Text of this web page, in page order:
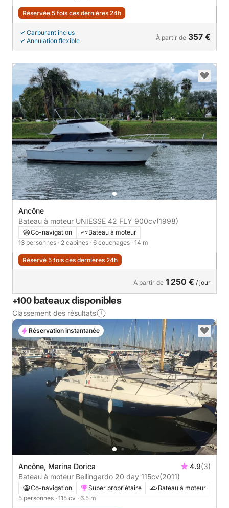
Réservée 5 fois ces dernières 24h
Carburant inclus
Annulation flexible
À partir de 357 €
Ancône
Bateau à moteur UNIESSE 42 FLY 900cv(1998)
Co-navigation
Bateau à moteur
13 personnes · 2 cabines · 6 couchages · 14 m
Réservé 5 fois ces dernières 24h
À partir de 1 250 € / jour
+100 bateaux disponibles
Classement des résultats
Ancône, Marina Dorica 4.9(3)
Bateau à moteur Bellingardo 20 day 115cv(2011)
Co-navigation Super propriétaire
Bateau à moteur
5 personnes · 115 cv · 6.5 m
Réservation instantanée